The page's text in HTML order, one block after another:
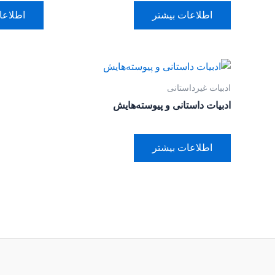
اطلاعات بیشتر
ادبیات غیرداستانی
ادبیات داستانی و پیوسته‌هایش
اطلاعات بیشتر